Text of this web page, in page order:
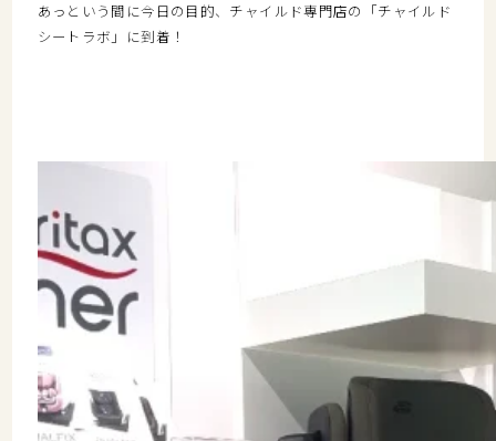
あっという間に今日の目的、チャイルド専門店の「チャイルド
シートラボ」に到着！